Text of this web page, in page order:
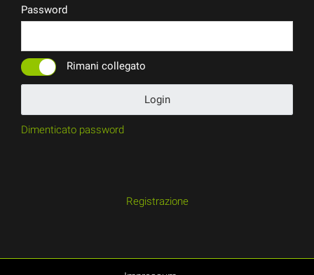
Password
Rimani collegato
Login
Dimenticato password
Registrazione